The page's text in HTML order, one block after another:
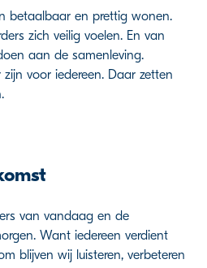
betaalbaar en prettig wonen.
zich veilig voelen. En van
aan de samenleving.
voor iedereen. Daar zetten
van vandaag en de
Want iedereen verdient
blijven wij luisteren, verbeteren